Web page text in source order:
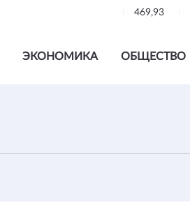
469,93
ЭКОНОМИКА ОБЩЕСТВО